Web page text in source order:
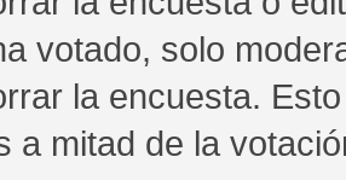
votado, solo
la encuesta.
a mitad de la